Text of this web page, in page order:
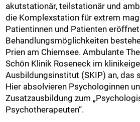
akutstationär, teilstationär und
die Komplexstation für extrem
Patientinnen und Patienten
Behandlungsmöglichkeiten
Prien am Chiemsee. Ambulante
Schön Klinik Roseneck im
Ausbildungsinstitut (SKIP) an, das
Hier absolvieren Psychologinnen
Zusatzausbildung zum
Psychotherapeuten“.